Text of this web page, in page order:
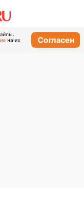
на их
Согласен